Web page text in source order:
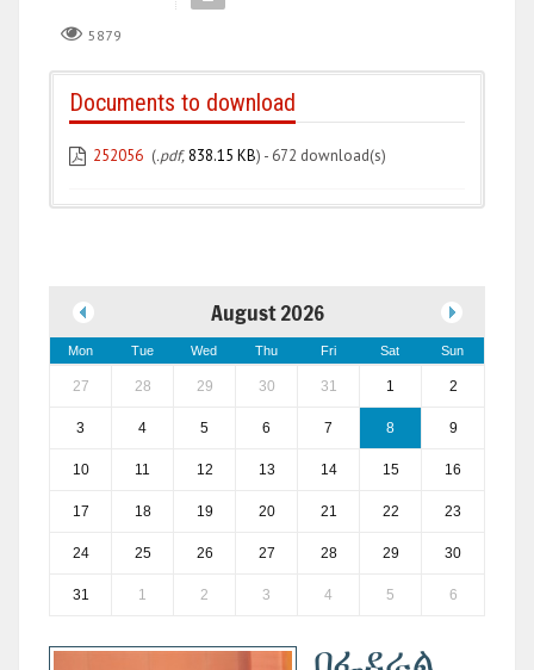
5879
Documents to download
252056 (.pdf, 838.15 KB) - 672 download(s)
August 2026
Mon Tue Wed Thu Fri Sat Sun
27 28 29 30 31 1 2
3 4 5 6 7 8 9
10 11 12 13 14 15 16
17 18 19 20 21 22 23
24 25 26 27 28 29 30
31 1 2 3 4 5 6
በፌደራል